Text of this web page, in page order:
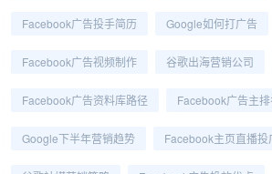
Facebook广告投手简历 Google如何打广告
Facebook广告视频制作 谷歌出海营销公司
Facebook广告资料库路径 Facebook广告主排
Google下半年营销趋势 Facebook主页直播投